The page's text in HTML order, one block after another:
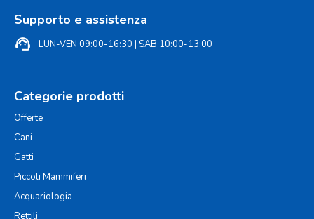
Supporto e assistenza
support_agent LUN-VEN 09:00-16:30 | SAB 10:00-13:00
Categorie prodotti
Offerte
Cani
Gatti
Piccoli Mammiferi
Acquariologia
Rettili